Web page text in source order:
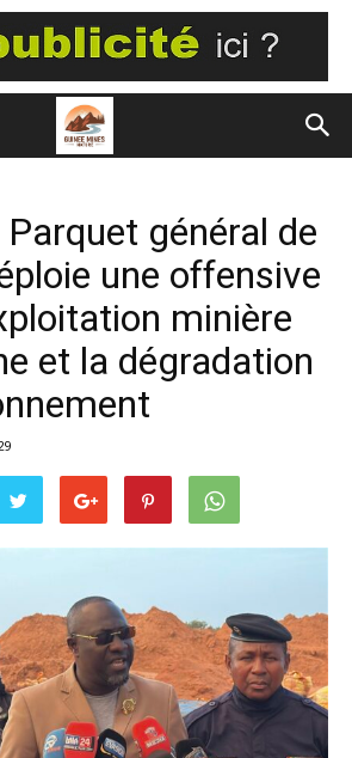
général de
une offensive
minière
et la dégradation